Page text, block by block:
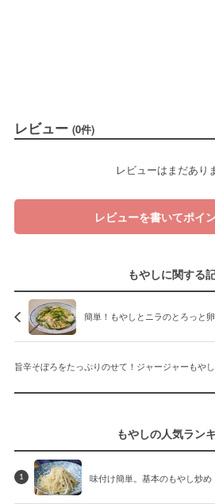
レビュー (0件)
レビューはまだあり
レビューを書いてポイ
もやしに関する
簡単！もやしとニラのとろっと
旨辛そぼろをたっぷりのせて！ジャージャーもやし
もやしの人気ラン
1 味付け簡単。基本のもやし炒め